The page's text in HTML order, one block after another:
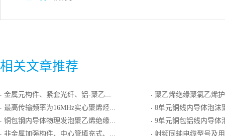
相关文章推荐
· 金属元构件、紧套光纤、铝-聚乙烯粘结护套室内外光缆
· 最高传输频率为16MHz实心聚烯烃绝缘聚氯乙烯护套屏蔽加强型xDSL传输的引入电缆
· 铜包钢内导体物理发泡聚乙烯绝缘螺旋形皱纹外导体阻燃聚乙烯护套超柔射频同轴电缆
· 非金属加强构件、中心管填充式、非金属纤维增强－聚乙烯粘结护层通信用室外光缆
· 聚乙烯绝缘聚氯乙烯护套平
· 8单元铜线内导体泡沫聚乙烯绝缘单层编织屏蔽外导体聚
· 9单元铜包铝线内导体泡沫聚乙烯绝缘铝塑复合编织外导体低烟无
· 射频同轴电缆型号及